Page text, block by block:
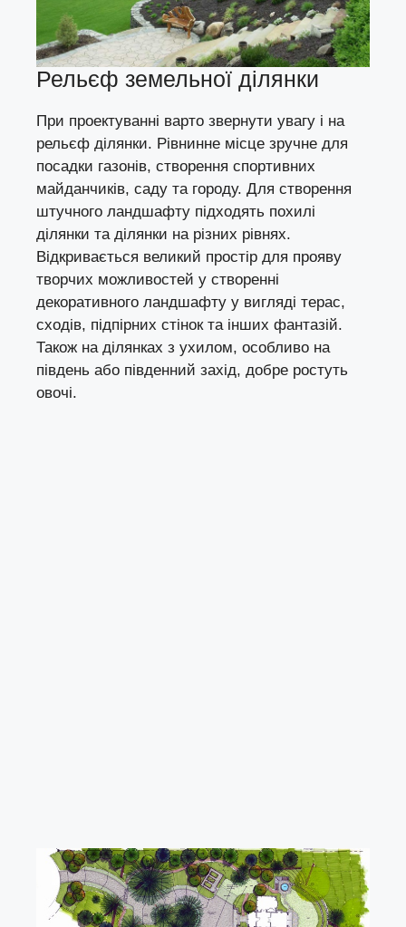
Рельєф земельної ділянки
При проектуванні варто звернути увагу і на
рельєф ділянки. Рівнинне місце зручне для
посадки газонів, створення спортивних
майданчиків, саду та городу. Для створення
штучного ландшафту підходять похилі
ділянки та ділянки на різних рівнях.
Відкривається великий простір для прояву
творчих можливостей у створенні
декоративного ландшафту у вигляді терас,
сходів, підпірних стінок та інших фантазій.
Також на ділянках з ухилом, особливо на
південь або південний захід, добре ростуть
овочі.